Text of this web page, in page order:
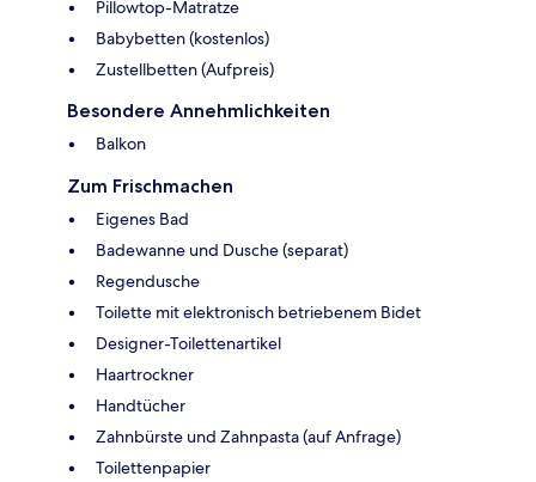
Pillowtop-Matratze
Babybetten (kostenlos)
Zustellbetten (Aufpreis)
Besondere Annehmlichkeiten
Balkon
Zum Frischmachen
Eigenes Bad
Badewanne und Dusche (separat)
Regendusche
Toilette mit elektronisch betriebenem Bidet
Designer-Toilettenartikel
Haartrockner
Handtücher
Zahnbürste und Zahnpasta (auf Anfrage)
Toilettenpapier